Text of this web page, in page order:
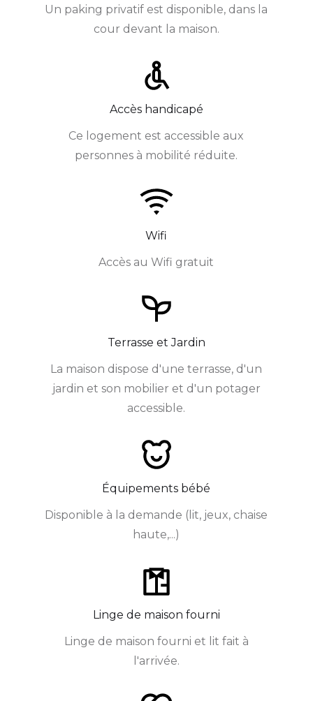
Un paking privatif est disponible, dans la
cour devant la maison.
Terrasse et Jardin
La maison dispose d'une terrasse, d'un
jardin et son mobilier et d'un potager
accessible.
Accès handicapé
Ce logement est accessible aux
personnes à mobilité réduite.
Wifi
Accès au Wifi gratuit
Équipements bébé
Disponible à la demande (lit, jeux, chaise
haute,...)
Linge de maison fourni
Linge de maison fourni et lit fait à
l'arrivée.